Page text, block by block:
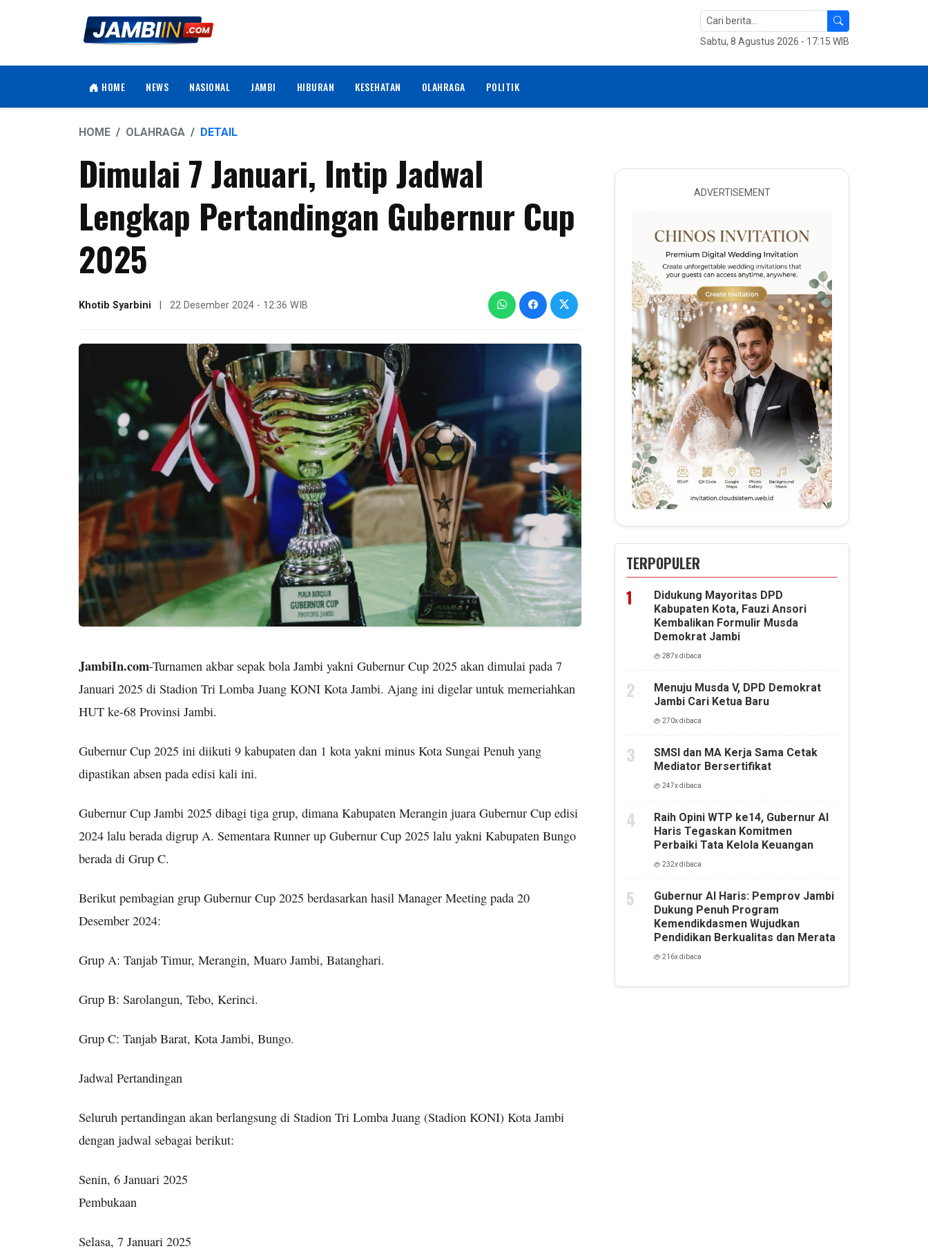
Sabtu, 8 Agustus 2026 - 17:15 WIB
HOME NEWS NASIONAL JAMBI HIBURAN KESEHATAN OLAHRAGA POLITIK
HOME OLAHRAGA DETAIL
Dimulai 7 Januari, Intip Jadwal
Lengkap Pertandingan Gubernur Cup
2025
Khotib Syarbini 22 Desember 2024 - 12:36 WIB
JambiIn.com-Turnamen akbar sepak bola Jambi yakni Gubernur Cup 2025 akan dimulai pada 7
Januari 2025 di Stadion Tri Lomba Juang KONI Kota Jambi. Ajang ini digelar untuk memeriahkan
HUT ke-68 Provinsi Jambi.
Gubernur Cup 2025 ini diikuti 9 kabupaten dan 1 kota yakni minus Kota Sungai Penuh yang
dipastikan absen pada edisi kali ini.
Gubernur Cup Jambi 2025 dibagi tiga grup, dimana Kabupaten Merangin juara Gubernur Cup edisi
2024 lalu berada digrup A. Sementara Runner up Gubernur Cup 2025 lalu yakni Kabupaten Bungo
berada di Grup C.
Berikut pembagian grup Gubernur Cup 2025 berdasarkan hasil Manager Meeting pada 20
Desember 2024:
Grup A: Tanjab Timur, Merangin, Muaro Jambi, Batanghari.
Grup B: Sarolangun, Tebo, Kerinci.
Grup C: Tanjab Barat, Kota Jambi, Bungo.
Jadwal Pertandingan
Seluruh pertandingan akan berlangsung di Stadion Tri Lomba Juang (Stadion KONI) Kota Jambi
dengan jadwal sebagai berikut:
Senin, 6 Januari 2025
Pembukaan
Selasa, 7 Januari 2025
ADVERTISEMENT
TERPOPULER
Didukung Mayoritas DPD
Kabupaten Kota, Fauzi Ansori
Kembalikan Formulir Musda
Demokrat Jambi
287x dibaca
Menuju Musda V, DPD Demokrat
Jambi Cari Ketua Baru
270x dibaca
SMSI dan MA Kerja Sama Cetak
Mediator Bersertifikat
247x dibaca
Raih Opini WTP ke14, Gubernur Al
Haris Tegaskan Komitmen
Perbaiki Tata Kelola Keuangan
232x dibaca
Gubernur Al Haris: Pemprov Jambi
Dukung Penuh Program
Kemendikdasmen Wujudkan
Pendidikan Berkualitas dan Merata
216x dibaca